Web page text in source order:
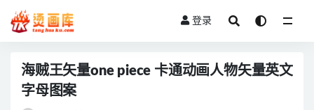
登录
海贼王矢量one piece 卡通动画人物矢量英文
字母图案